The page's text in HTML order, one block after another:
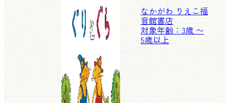
なかがわ りえこ福
音館書店
対象年齢：3歳 〜
5歳以上